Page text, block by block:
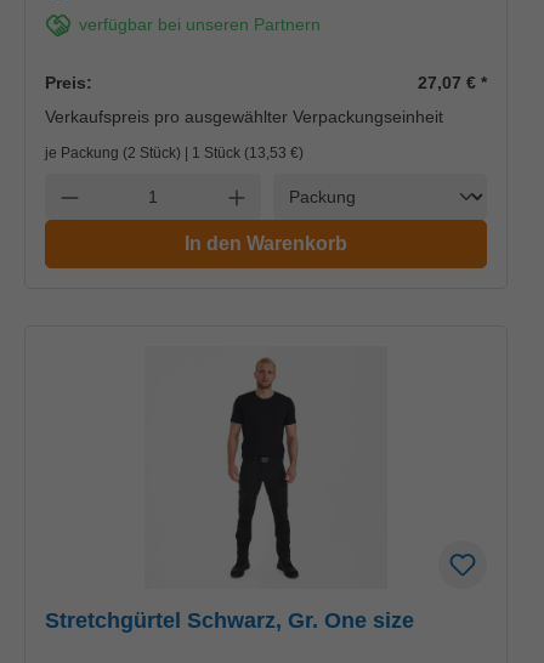
verfügbar bei unseren Partnern
Preis: 27,07 €*
Verkaufspreis pro ausgewählter Verpackungseinheit
je Packung (2 Stück) | 1 Stück (13,53 €)
Anzahl verringern Anzahl erhöhen
In den Warenkorb
Stretchgürtel Schwarz, Gr. One size